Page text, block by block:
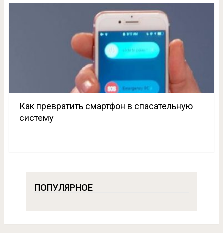
Как превратить смартфон в спасательную
систему
ПОПУЛЯРНОЕ